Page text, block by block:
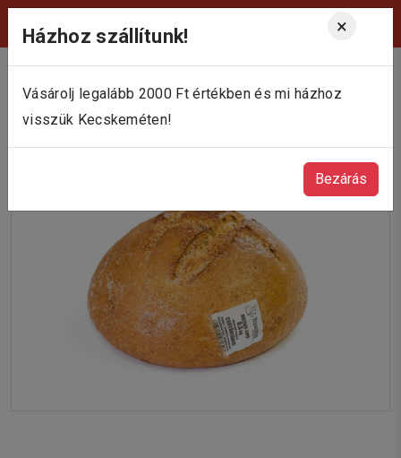
Házhoz szállítunk! ×
Vásárolj legalább 2000 Ft értékben és mi házhoz
visszük Kecskeméten!
Bezárás
Viktória Pékség Kecskemét